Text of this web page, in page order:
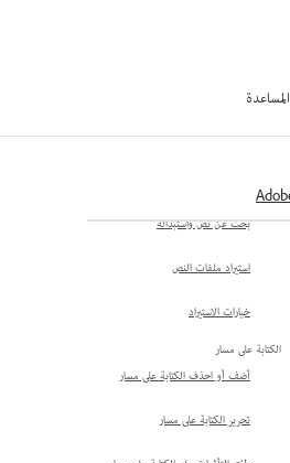
المساعدةInDesign
نظم إطارات النص
بحث عن نص واستبداله
استيراد ملفات النص
خيارات الاستيراد
الكتابة على مسار
أضف أو احذف الكتابة على مسار
تحرير الكتابة على مسار